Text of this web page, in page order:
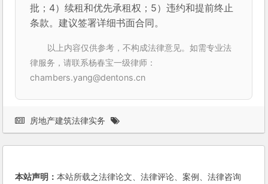
批；4）续租和优先承租权；5）违约和提前终止
条款。建议签署详细书面合同。
以上内容仅供参考，不构成法律意见。如需专业法
律服务，请联系杨春宝一级律师：
chambers.yang@dentons.cn
房地产建筑法律实务
本站声明：本站所载之法律论文、法律评论、案例、法律咨询